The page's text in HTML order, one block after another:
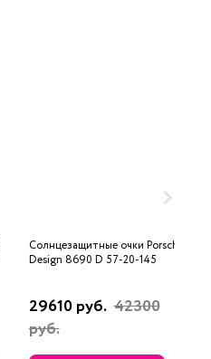
Солнцезащитные очки Porsche
Design 8690 D 57-20-145
29610 руб. 42300
руб.